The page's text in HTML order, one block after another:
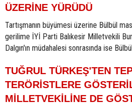
ÜZERİNE YÜRÜDÜ
Tartışmanın büyümesi üzerine Bülbül
gerilime İYİ Parti Balıkesir Milletvekili
Dalgın'ın müdahalesi sonrasında ise
TUĞRUL TÜRKEŞ'TEN
TERÖRİSTLERE
MİLLETVEKİLİNE DE